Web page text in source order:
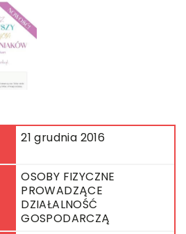
21 grudnia 2016
OSOBY FIZYCZNE
PROWADZĄCE
DZIAŁALNOŚĆ
GOSPODARCZĄ